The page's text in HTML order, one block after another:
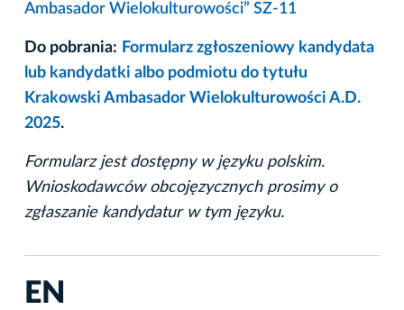
Ambasador Wielokulturowości” SZ-11
Do pobrania: Formularz zgłoszeniowy kandydata
lub kandydatki albo podmiotu do tytułu
Krakowski Ambasador Wielokulturowości A.D.
2025.
Formularz jest dostępny w języku polskim.
Wnioskodawców obcojęzycznych prosimy o
zgłaszanie kandydatur w tym języku.
EN